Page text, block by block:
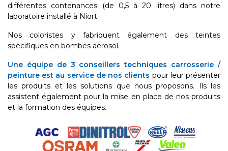
différentes contenances (de 0,5 à 20 litres) dans notre
laboratoire installé à Niort.
Nos coloristes y fabriquent également des teintes
spécifiques en bombes aérosol.
Une équipe de 3 conseillers techniques carrosserie /
peinture est au service de nos clients pour leur présenter
les produits et les solutions que nous proposons. Ils les
assistent également pour la mise en place de nos produits
et la formation des équipes.